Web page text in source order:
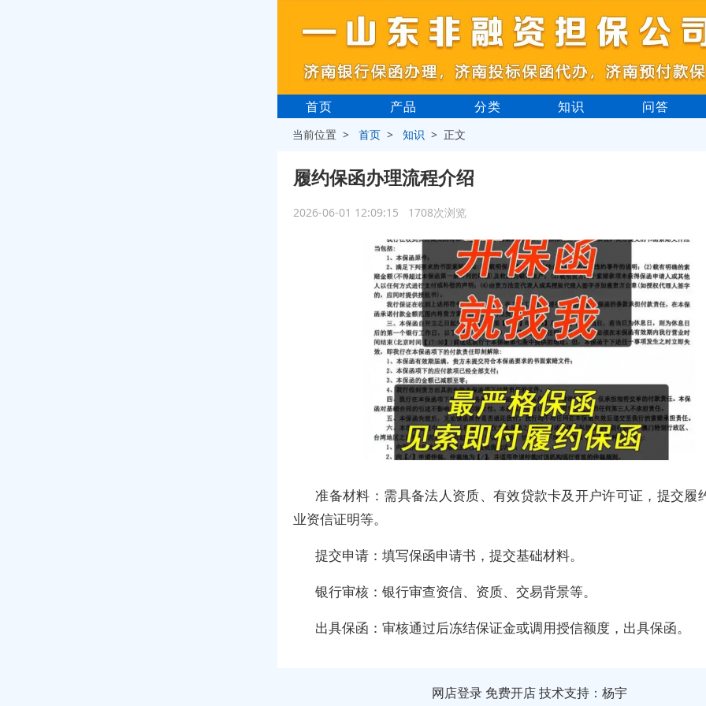
首页 产品 分类 知识 问答
当前位置 >首页 >知识 > 正文
履约保函办理流程介绍
2026-06-01 12:09:15 1708次浏览
准备材料 ：需具备法人资质、有效贷款卡及开户许可证，提交履
业资信证明等。
提交申请 ‌：填写保函申请书，提交基础材料。
银行审核 ‌：银行审查资信、资质、交易背景等。
出具保函 ‌：审核通过后冻结保证金或调用授信额度，出具保函。‌‌
网店登录 免费开店技术支持：杨宇